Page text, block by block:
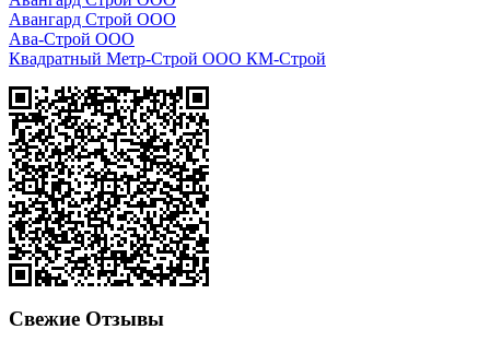
Авангард Строй ООО
Ава-Строй ООО
Квадратный Метр-Строй ООО КМ-Строй
Свежие Отзывы